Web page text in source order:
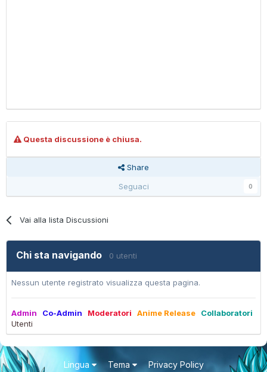
Questa discussione è chiusa.
Share
Seguaci
0
Vai alla lista Discussioni
Chi sta navigando 0 utenti
Nessun utente registrato visualizza questa pagina.
Admin Co-Admin Moderatori Anime Release
Collaboratori
Utenti
Lingua Tema Privacy Policy